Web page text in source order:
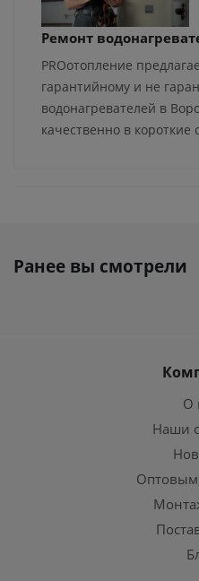
Ремонт
PROотопление
гарантийному и не
водонагревателей в
качественно в короткие
Ранее вы смотрели
О
Наши
Оптовым